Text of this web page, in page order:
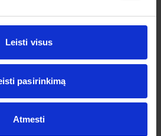
Leisti visus
pasirinkimą
Atmesti